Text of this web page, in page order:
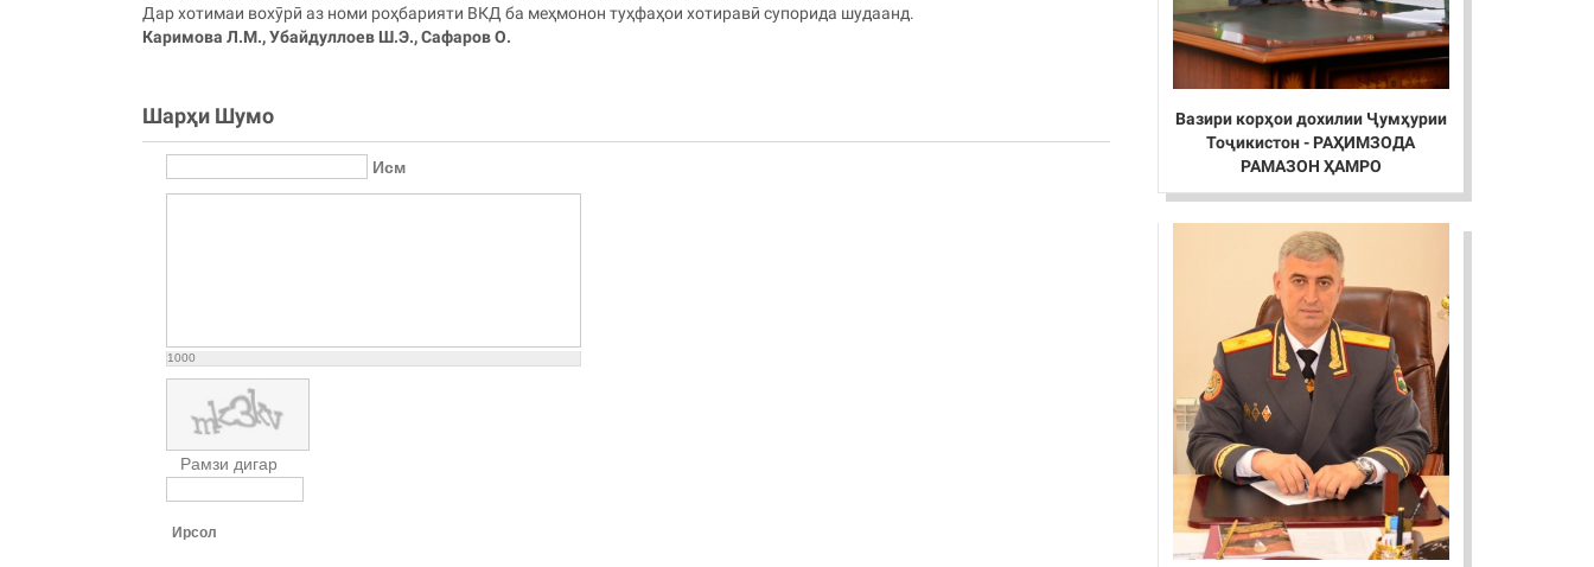
Дар хотимаи вохӯрӣ аз номи роҳбарияти ВКД ба меҳмонон туҳфаҳои хотиравӣ супорида шудаанд.
Каримова Л.М., Убайдуллоев Ш.Э., Сафаров О.
Шарҳи Шумо
Исм
1000
Рамзи дигар
Ирсол
Вазири корҳои дохилии Ҷумҳурии
Тоҷикистон - РАҲИМЗОДА
РАМАЗОН ҲАМРО